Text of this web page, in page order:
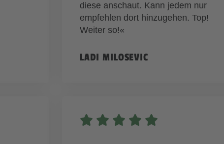
diese anschaut. Kann jedem nur
empfehlen dort hinzugehen. Top!
Weiter so!«
LADI MILOSEVIC